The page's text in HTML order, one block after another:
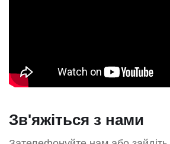
Зв'яжіться з нами